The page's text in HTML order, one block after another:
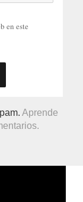
en este
Aprende